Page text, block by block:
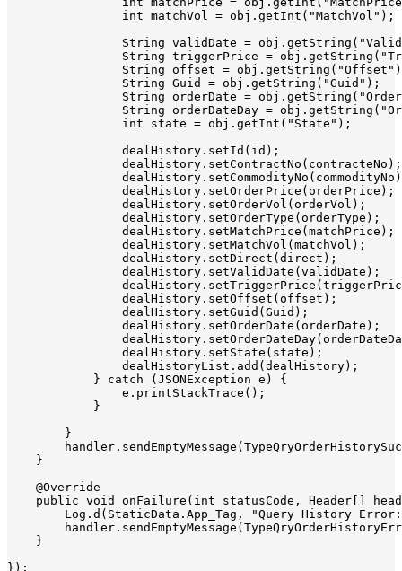
                int matchVol = obj.getInt("MatchVol");
String validDate =
String triggerPrice =
String offset =
                String Guid = obj.getString("Guid");
String orderDate =
String orderDateDay =
                int state = obj.getInt("State");
                dealHistory.setId(id);
                dealHistory.setContractNo(contracteNo);
                dealHistory.setOrderPrice(orderPrice);
                dealHistory.setOrderVol(orderVol);
                dealHistory.setOrderType(orderType);
                dealHistory.setMatchPrice(matchPrice);
                dealHistory.setMatchVol(matchVol);
                dealHistory.setDirect(direct);
                dealHistory.setValidDate(validDate);
                dealHistory.setOffset(offset);
                dealHistory.setGuid(Guid);
                dealHistory.setOrderDate(orderDate);
                dealHistory.setState(state);
                dealHistoryList.add(dealHistory);
            } catch (JSONException e) {
                e.printStackTrace();
            }
        }
    }
    @Override
public void onFailure(int statusCode, Header[]
Log.d(StaticData.App_Tag, "Query History
    }
});